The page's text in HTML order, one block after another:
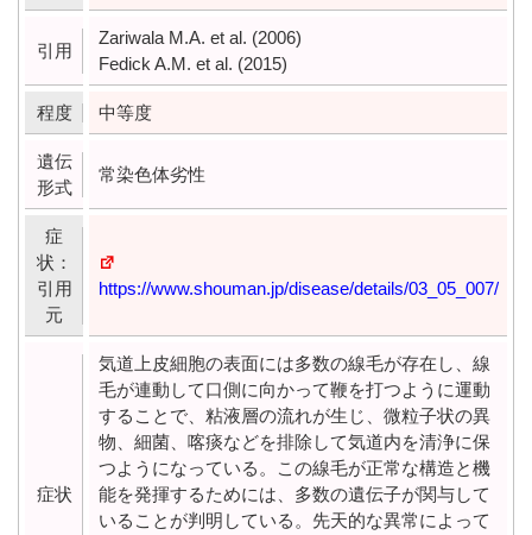
引用
Zariwala M.A. et al. (2006)
Fedick A.M. et al. (2015)
程度 中等度
遺伝
形式
常染色体劣性
症
状：
引用
元
https://www.shouman.jp/disease/details/03_05_007/
症状
気道上皮細胞の表面には多数の線毛が存在し、線
毛が連動して口側に向かって鞭を打つように運動
することで、粘液層の流れが生じ、微粒子状の異
物、細菌、喀痰などを排除して気道内を清浄に保
つようになっている。この線毛が正常な構造と機
能を発揮するためには、多数の遺伝子が関与して
いることが判明している。先天的な異常によって